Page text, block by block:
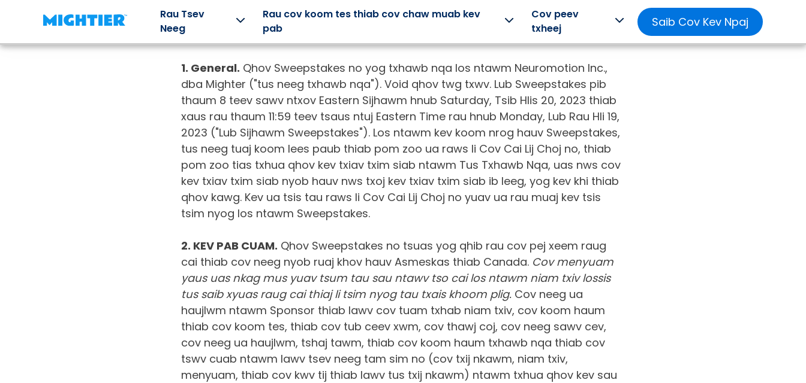
Rau Tsev
Neeg
Rau cov koom tes thiab cov chaw muab kev
pab
Cov peev
txheej
Saib Cov Kev Npaj
Cov pob
khoom
txawj
ntse
Tshawb
nrhiav kev
xav
los ntawm
kev ua si
Cov
ntawv
pov
thawj
Cov dab
neeg tiag
tiag los
ntawm tiag
Mightier
Cov tswv
hauj lwm
Txhawb koj
cov neeg ua
haujlwm nrog
kev pab cuam
hauv tsev
Cov
kws kho
mob
Siv
Mightier
hauv tsev
kho mob.
Cov
tsev
kawm
ntawv
Games +
cov
ntaub
ntawv
Kev
Npaj
Kho
Mob
Muab koj
cov tswv
cuab nkag
mus rau
cov
menyuam
yaus.
Blogs &
Kev Ua
Si
Cwj pwm
sib sib zog
nqus dhia
dej thiab
kev xyaum
1. General. Qhov Sweepstakes no yog txhawb nqa los ntawm Neuromotion Inc.,
dba Mighter ("tus neeg txhawb nqa"). Void qhov twg txwv. Lub Sweepstakes pib
thaum 8 teev sawv ntxov Eastern Sijhawm hnub Saturday, Tsib Hlis 20, 2023 thiab
xaus rau thaum 11:59 teev tsaus ntuj Eastern Time rau hnub Monday, Lub Rau Hli 19,
2023 ("Lub Sijhawm Sweepstakes"). Los ntawm kev koom nrog hauv Sweepstakes,
tus neeg tuaj koom lees paub thiab pom zoo ua raws li Cov Cai Lij Choj no, thiab
pom zoo tias txhua qhov kev txiav txim siab ntawm Tus Txhawb Nqa, uas nws cov
kev txiav txim siab nyob hauv nws txoj kev txiav txim siab ib leeg, yog kev khi thiab
qhov kawg. Kev ua tsis tau raws li Cov Cai Lij Choj no yuav ua rau muaj kev tsis
tsim nyog los ntawm Sweepstakes.
2. KEV PAB CUAM. Qhov Sweepstakes no tsuas yog qhib rau cov pej xeem raug
cai thiab cov neeg nyob ruaj khov hauv Asmeskas thiab Canada. Cov menyuam
yaus uas nkag mus yuav tsum tau sau ntawv tso cai los ntawm niam txiv lossis
tus saib xyuas raug cai thiaj li tsim nyog tau txais khoom plig. Cov neeg ua
haujlwm ntawm Sponsor thiab lawv cov tuam txhab niam txiv, cov koom haum
thiab cov koom tes, thiab cov tub ceev xwm, cov thawj coj, cov neeg sawv cev,
cov neeg ua haujlwm, tshaj tawm, thiab cov koom haum txhawb nqa thiab cov
tswv cuab ntawm lawv tsev neeg tam sim no (cov txij nkawm, niam txiv,
menyuam, thiab cov kwv tij thiab lawv tus txij nkawm) ntawm txhua qhov kev sau